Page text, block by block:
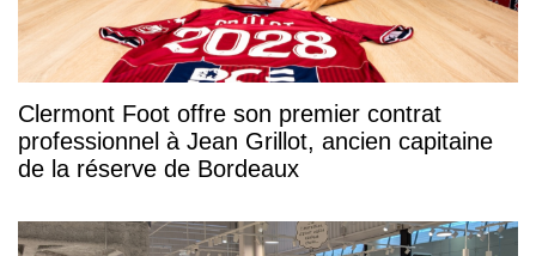
Clermont Foot offre son premier contrat
professionnel à Jean Grillot, ancien capitaine
de la réserve de Bordeaux